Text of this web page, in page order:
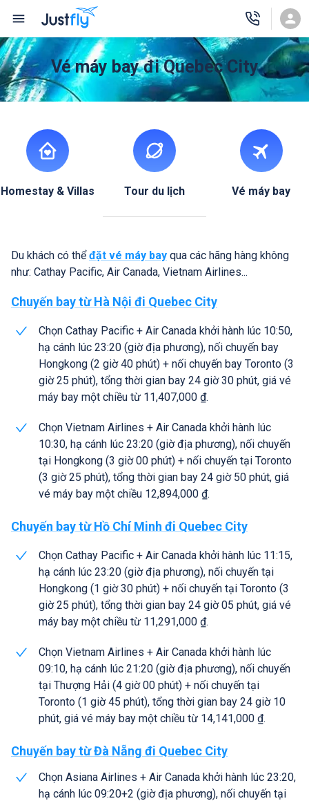
Vé máy bay đi Quebec City
Homestay & Villas Tour du lịch Vé máy bay
Du khách có thểđặt vé máy bay qua các hãng hàng không
như: Cathay Pacific, Air Canada, Vietnam Airlines...
Chuyến bay từ Hà Nội đi Quebec City
Chọn Cathay Pacific + Air Canada khởi hành lúc 10:50,
hạ cánh lúc 23:20 (giờ địa phương), nối chuyến bay
Hongkong (2 giờ 40 phút) + nối chuyến bay Toronto (3
giờ 25 phút), tổng thời gian bay 24 giờ 30 phút, giá vé
máy bay một chiều từ 11,407,000 ₫.
Chọn Vietnam Airlines + Air Canada khởi hành lúc
10:30, hạ cánh lúc 23:20 (giờ địa phương), nối chuyến
tại Hongkong (3 giờ 00 phút) + nối chuyến tại Toronto
(3 giờ 25 phút), tổng thời gian bay 24 giờ 50 phút, giá
vé máy bay một chiều 12,894,000 ₫.
Chuyến bay từ Hồ Chí Minh đi Quebec City
Chọn Cathay Pacific + Air Canada khởi hành lúc 11:15,
hạ cánh lúc 23:20 (giờ địa phương), nối chuyến tại
Hongkong (1 giờ 30 phút) + nối chuyến tại Toronto (3
giờ 25 phút), tổng thời gian bay 24 giờ 05 phút, giá vé
máy bay một chiều từ 11,291,000 ₫.
Chọn Vietnam Airlines + Air Canada khởi hành lúc
09:10, hạ cánh lúc 21:20 (giờ địa phương), nối chuyến
tại Thượng Hải (4 giờ 00 phút) + nối chuyến tại
Toronto (1 giờ 45 phút), tổng thời gian bay 24 giờ 10
phút, giá vé máy bay một chiều từ 14,141,000 ₫.
Chuyến bay từ Đà Nẵng đi Quebec City
Chọn Asiana Airlines + Air Canada khởi hành lúc 23:20,
hạ cánh lúc 09:20+2 (giờ địa phương), nối chuyến tại